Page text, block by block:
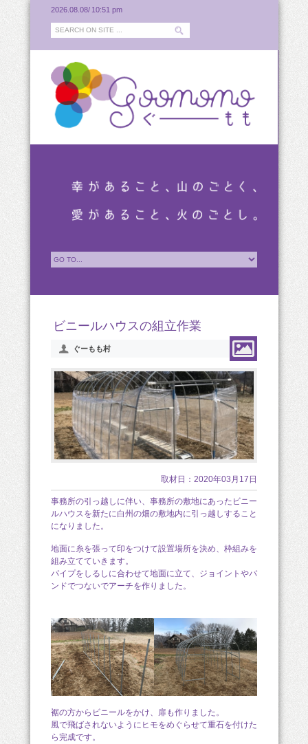
2026.08.08/ 10:51 pm
ビニールハウスの組立作業
ぐーもも村
取材日：2020年03月17日
事務所の引っ越しに伴い、事務所の敷地にあったビニー
ルハウスを新たに白州の畑の敷地内に引っ越しすること
になりました。
地面に糸を張って印をつけて設置場所を決め、枠組みを
組み立てていきます。
パイプをしるしに合わせて地面に立て、ジョイントやバ
ンドでつないでアーチを作りました。
裾の方からビニールをかけ、扉も作りました。
風で飛ばされないようにヒモをめぐらせて重石を付けた
ら完成です。